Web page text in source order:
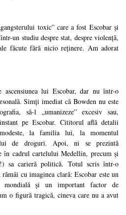
toxic” care a fost Escobar și
un studiu despre stat, despre violență,
făcute fără nicio reținere. Am adorat
lui Escobar, dar nu într-o
Simți imediat că Bowden nu este
să-l „umanizeze” excesiv sau,
pe Escobar. Cititorul află detalii
la familia lui, la momentul
de droguri. Apoi, ni se prezintă
în cadrul cartelului Medellín, precum și
sa carieră politică. Totul scris într-o
cu imaginea clară: Escobar este un
mondială și un important factor de
o figură tragică, cineva care nu a avut